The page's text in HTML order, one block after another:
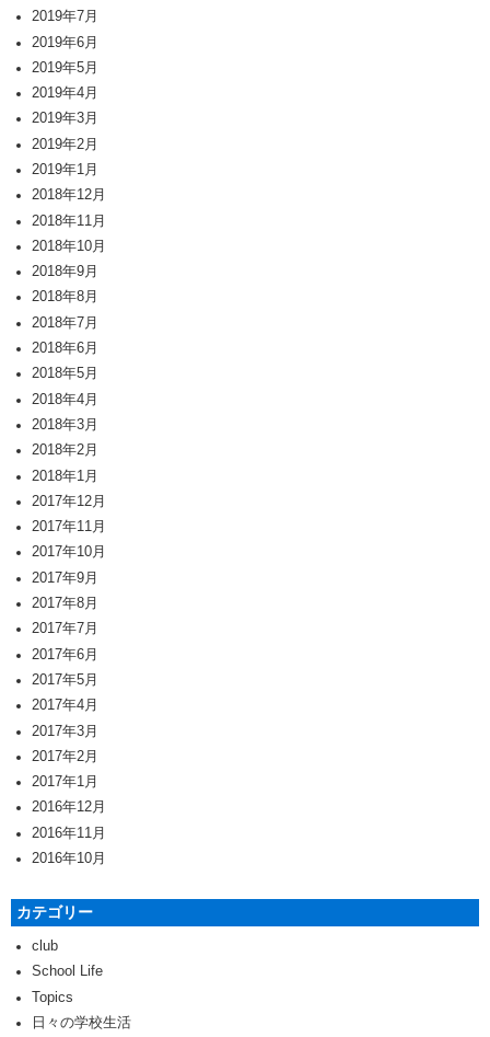
2019年7月
2019年6月
2019年5月
2019年4月
2019年3月
2019年2月
2019年1月
2018年12月
2018年11月
2018年10月
2018年9月
2018年8月
2018年7月
2018年6月
2018年5月
2018年4月
2018年3月
2018年2月
2018年1月
2017年12月
2017年11月
2017年10月
2017年9月
2017年8月
2017年7月
2017年6月
2017年5月
2017年4月
2017年3月
2017年2月
2017年1月
2016年12月
2016年11月
2016年10月
カテゴリー
club
School Life
Topics
日々の学校生活